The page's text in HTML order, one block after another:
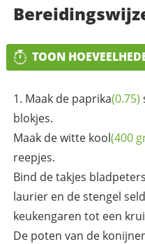
TOON
Maak de paprika(0.75)
blokjes.
Maak de witte kool(400
reepjes.
Bind de takjes
laurier en de stengel
keukengaren tot een
De poten van de